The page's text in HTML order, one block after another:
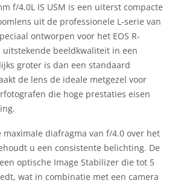
f/4.0L IS USM is een uiterst compacte
uit de professionele L-serie van
ontworpen voor het EOS R-
uitstekende beeldkwaliteit in een
groter is dan een standaard
de lens de ideale metgezel voor
die hoge prestaties eisen
maximale diafragma van f/4.0 over het
u een consistente belichting. De
optische Image Stabilizer die tot 5
wat in combinatie met een camera